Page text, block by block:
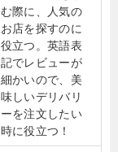
む際に、人気の
お店を探すのに
役立つ。英語表
記でレビューが
細かいので、美
味しいデリバリ
ーを注文したい
時に役立つ！